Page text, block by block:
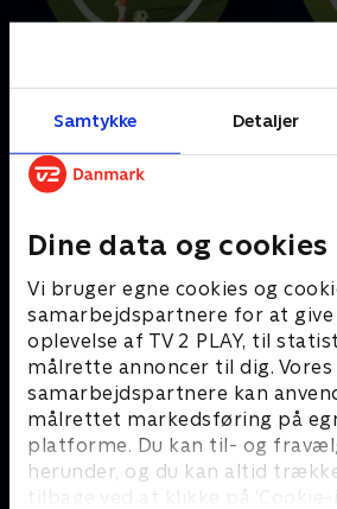
Samtykke Detaljer
Dine data og cookies
Vi bruger egne cookies og
samarbejdspartnere for at give
oplevelse af TV 2 PLAY, til
målrette annoncer til dig. Vores
samarbejdspartnere kan
målrettet markedsføring på
platforme. Du kan til- og
herunder, og du kan altid
tilbage ved at klikke på ’Cookie-
mellem Fortuna Hjørring og FC
Midtjylland.
4. august 2026 • 5 min
AGF-
Se
Andre så også